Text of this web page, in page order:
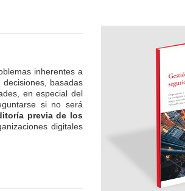
inherentes a
basadas
en especial del
si no será
previa de los
digitales